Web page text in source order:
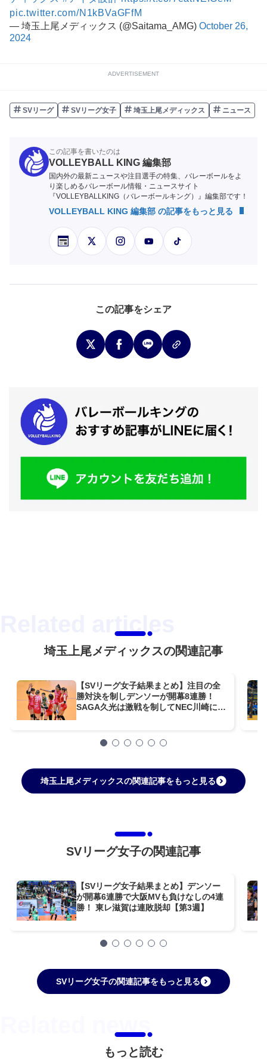
pic.twitter.com/N1kBVaGFfM
— 埼玉上尾メディックス (@Saitama_AMG) October 26,
2024
ADVERTISEMENT
SVリーグ SVリーグ女子 埼玉上尾メディックス ニュース
この記事を書いたのは
VOLLEYBALL KING 編集部
国内外の最新ニュースや注目選手の特集、バレーボールをよ
り楽しめるバレーボール情報・ニュースサイト
『VOLLEYBALLKING（バレーボールキング）』編集部です！
VOLLEYBALL KING 編集部 の記事をもっと見る
この記事をシェア
埼玉上尾メディックスの関連記事
【SVリーグ女子結果まとめ】注目の全
勝対決を制しデンソーが開幕8連勝！
SAGA久光は激戦を制してNEC川崎に2
埼玉上尾メディックスの関連記事をもっと見る
SVリーグ女子の関連記事
【SVリーグ女子結果まとめ】デンソー
が開幕6連勝で大阪MVも負けなしの4連
勝！ 東レ滋賀は連敗脱却【第3週】
SVリーグ女子の関連記事をもっと見る
もっと読む